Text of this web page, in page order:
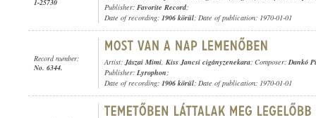
1-25730
Publisher: Favorite Record;
Date of recording: 1906 körül; Date of publication: 1970-01-01
Record number:
No. 6344.
Artist:Jászai Mimi, Kiss Jancsi cigányzenekara; Composer:Dankó
Publisher: Lyrophon;
Date of recording: 1906 körül; Date of publication: 1970-01-01